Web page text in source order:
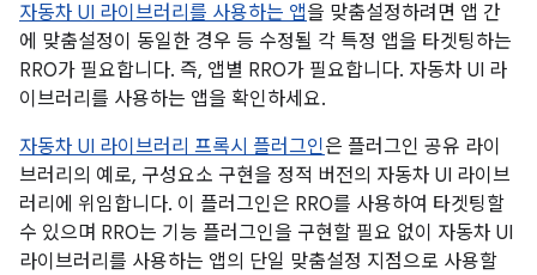
자동차 UI 라이브러리를 사용하는 앱을 맞춤설정하려면 앱 간
에 맞춤설정이 동일한 경우 등 수정될 각 특정 앱을 타겟팅하는
RRO가 필요합니다. 즉, 앱별 RRO가 필요합니다. 자동차 UI 라
이브러리를 사용하는 앱을 확인하세요.
자동차 UI 라이브러리 프록시 플러그인은 플러그인 공유 라이
브러리의 예로, 구성요소 구현을 정적 버전의 자동차 UI 라이브
러리에 위임합니다. 이 플러그인은 RRO를 사용하여 타겟팅할
수 있으며 RRO는 기능 플러그인을 구현할 필요 없이 자동차 UI
라이브러리를 사용하는 앱의 단일 맞춤설정 지점으로 사용할